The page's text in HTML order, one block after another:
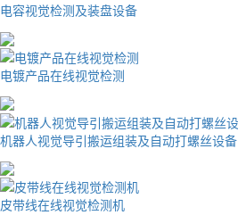
电容视觉检测及装盘设备
电镀产品在线视觉检测
机器人视觉导引搬运组装及自动打螺丝设备
皮带线在线视觉检测机